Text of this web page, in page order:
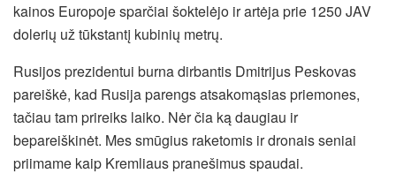
kainos Europoje sparčiai šoktelėjo ir artėja prie 1250 JAV
dolerių už tūkstantį kubinių metrų.
Rusijos prezidentui burna dirbantis Dmitrijus Peskovas
pareiškė, kad Rusija parengs atsakomąsias priemones,
tačiau tam prireiks laiko. Nėr čia ką daugiau ir
bepareiškinėt. Mes smūgius raketomis ir dronais seniai
priimame kaip Kremliaus pranešimus spaudai.